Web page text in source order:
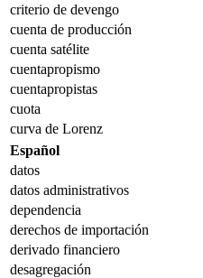
criterio de devengo
cuenta de producción
cuenta satélite
cuentapropismo
cuentapropistas
cuota
curva de Lorenz
Español
datos
datos administrativos
dependencia
derechos de importación
derivado financiero
desagregación